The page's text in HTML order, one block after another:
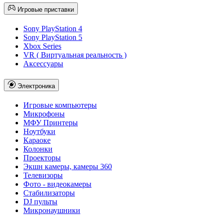
Игровые приставки
Sony PlayStation 4
Sony PlayStation 5
Xbox Series
VR ( Виртуальная реальность )
Аксессуары
Электроника
Игровые компьютеры
Микрофоны
МФУ Принтеры
Ноутбуки
Караоке
Колонки
Проекторы
Экшн камеры, камеры 360
Телевизоры
Фото - видеокамеры
Стабилизаторы
DJ пульты
Микронаушники